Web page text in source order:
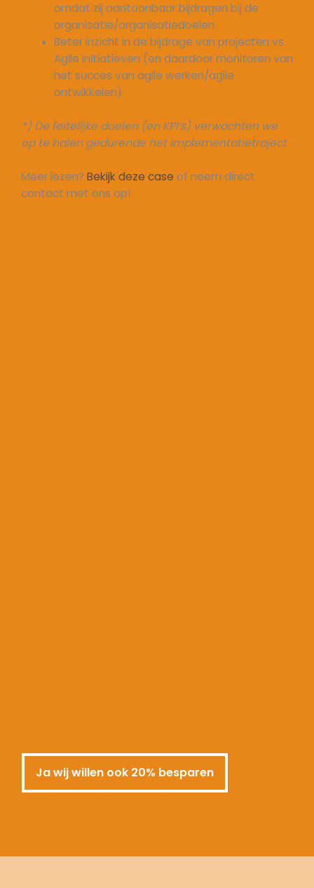
omdat zij aantoonbaar bijdragen bij de
organisatie/organisatiedoelen
Beter inzicht in de bijdrage van projecten vs.
Agile initiatieven (en daardoor monitoren van
het succes van agile werken/agile
ontwikkelen)
*) De feitelijke doelen (en KPI’s) verwachten we
op te halen gedurende het implementatietraject
Meer lezen? Bekijk deze case of neem direct
contact met ons op!
Ja wij willen ook 20% besparen